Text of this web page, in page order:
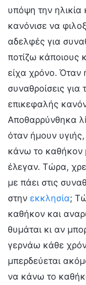
υπόψη την ηλικία
κανόνισε να
αδελφές για
ποτίζω κάποιους
είχα χρόνο.
συναθροίσεις
επικεφαλής
Αποθαρρύνθηκα
όταν ήμουν
κάνω το καθήκον
έλεγαν. Τώρα,
με πάει στις
στην εκκλησία;
καθήκον και
θυμάται κι αν
γερνάω κάθε
μπερδεύεται
να κάνω το